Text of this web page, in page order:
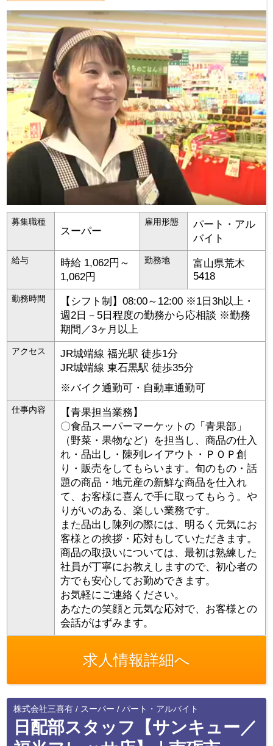
募集職種
スーパー
雇用形態
パート・アル
バイト
給与
時給 1,062円～
1,062円
勤務地 富山県荒木
5418
勤務時間
【シフト制】08:00～12:00 ※1日3h以上・
週2日－5日程度の勤務から応相談 ※勤務
期間／3ヶ月以上
アクセス
JR城端線 福光駅 徒歩1分
JR城端線 東石黒駅 徒歩35分
※バイク通勤可・自動車通勤可
仕事内容
【青果担当業務】
〇食品スーパーマーケットの「青果部」
（野菜・果物など）を担当し、商品の仕入
れ・品出し・陳列レイアウト・ＰＯＰ創
り・販売をしてもらいます。旬のもの・話
題の商品・地元産の新鮮な商品を仕入れ
て、お客様に喜んで手に取ってもらう。や
りがいのある、楽しい業務です。
また品出し陳列の際には、明るく元気にお
客様との挨拶・応対もしていただきます。
商品の取扱いについては、最初は熟練した
社員が丁寧にお教えしますので、初心者の
方でも安心してお勤めできます。
お気軽にご連絡ください。
あなたの笑顔と元気な応対で、お客様との
会話がはずみます。
求人情報詳細へ
株式会社三喜有 / スーパー / パート・アルバイト
日配部スタッフ【サンキュー／